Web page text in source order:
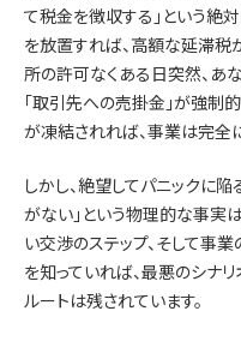
て税金を徴収する」という絶
を放置すれば、高額な延滞税
所の許可なくある日突然、あ
「取引先への売掛金」が強制
が凍結されれば、事業は完全
しかし、絶望してパニックに
がない」という物理的な事実
い交渉のステップ、そして事
を知っていれば、最悪のシナ
ルートは残されています。